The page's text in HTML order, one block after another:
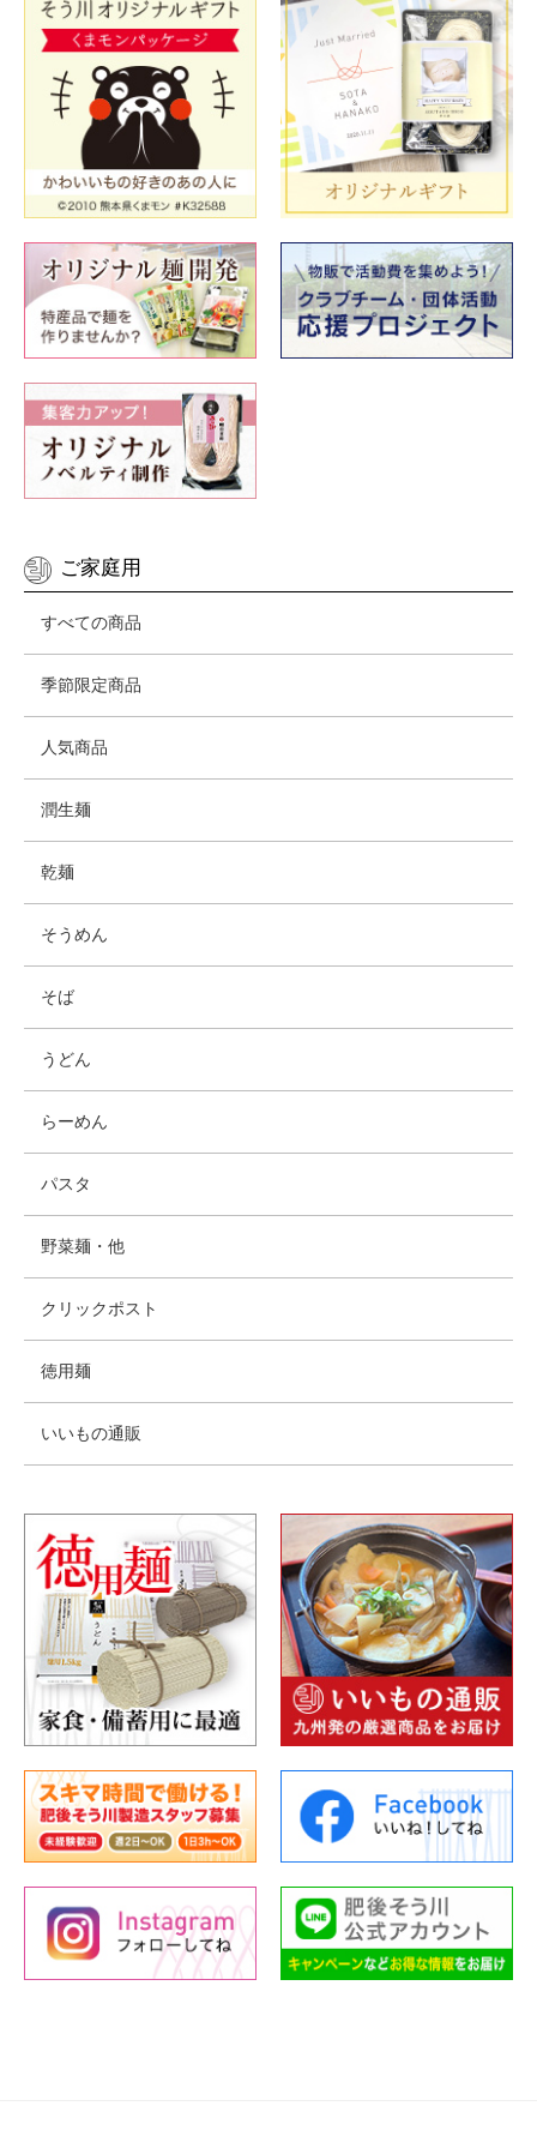
ご家庭用
すべての商品
季節限定商品
人気商品
潤生麺
乾麺
そうめん
そば
うどん
らーめん
パスタ
野菜麺・他
クリックポスト
徳用麺
いいもの通販